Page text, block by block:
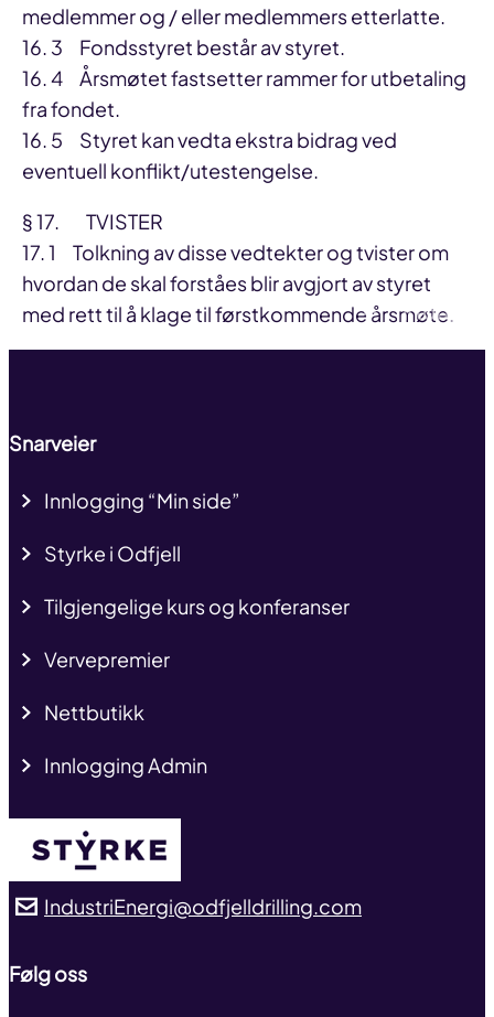
medlemmer og / eller medlemmers etterlatte.
16. 3 Fondsstyret består av styret.
16. 4 Årsmøtet fastsetter rammer for utbetaling
fra fondet.
16. 5 Styret kan vedta ekstra bidrag ved
eventuell konflikt/utestengelse.
§ 17. TVISTER
17. 1 Tolkning av disse vedtekter og tvister om
hvordan de skal forståes blir avgjort av styret
med rett til å klage til førstkommende årsmøte.
Til toppen
Snarveier
Innlogging “Min side”
Styrke i Odfjell
Tilgjengelige kurs og konferanser
Vervepremier
Nettbutikk
Innlogging Admin
IndustriEnergi@odfjelldrilling.com
Følg oss